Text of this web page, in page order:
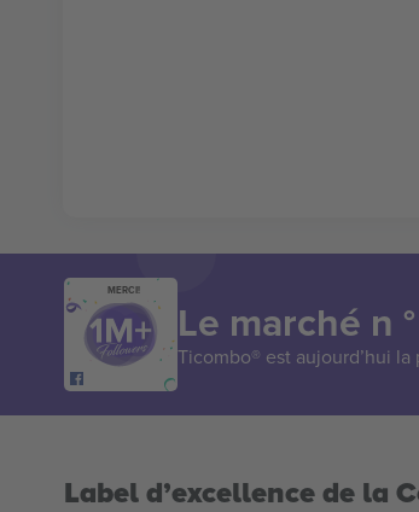
MERCI!
Le marché n
Ticombo® est aujourd’hui
Label d’excellence de la